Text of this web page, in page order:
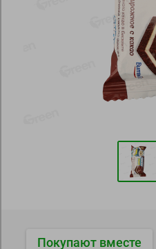
-
230г
Покупают вместе